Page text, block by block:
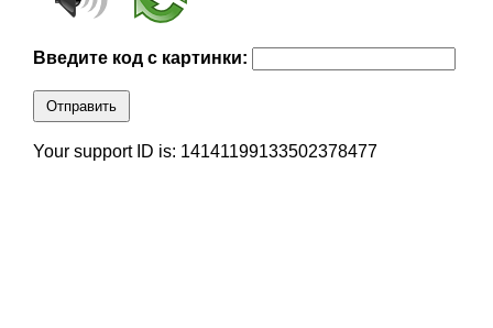
Введите код с картинки:
Отправить
Your support ID is: 14141199133502378477